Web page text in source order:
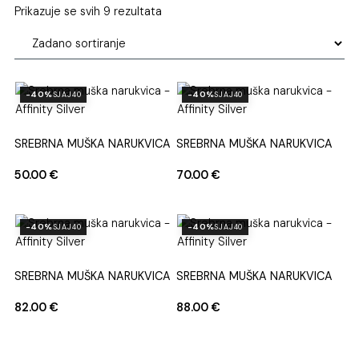
Prikazuje se svih 9 rezultata
SREBRNA MUŠKA NARUKVICA
50.00€
-40%SJAJ40
SREBRNA MUŠKA NARUKVICA
70.00€
-40%SJAJ40
SREBRNA MUŠKA NARUKVICA
82.00€
-40%SJAJ40
SREBRNA MUŠKA NARUKVICA
88.00€
-40%SJAJ40